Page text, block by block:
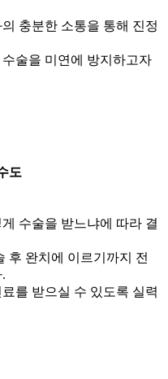
충분한 소통을 통해 진정
술을 미연에 방지하고자
도
수술을 받느냐에 따라 결
후 완치에 이르기까지 전
를 받으실 수 있도록 실력